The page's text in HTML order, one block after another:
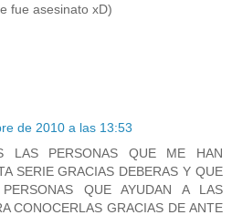
fue asesinato xD)
de 2010 a las 13:53
LAS PERSONAS QUE ME HAN
SERIE GRACIAS DEBERAS Y QUE
QUE AYUDAN A LAS
CONOCERLAS GRACIAS DE ANTE